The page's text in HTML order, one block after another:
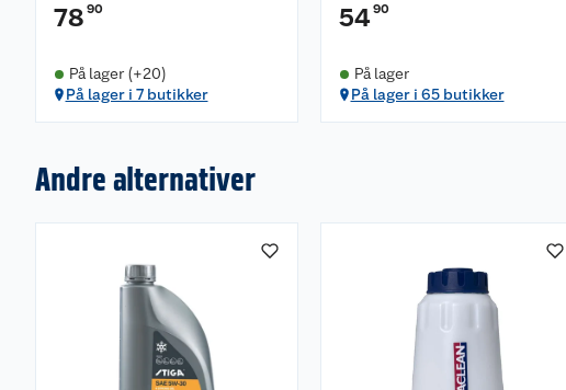
78 90
På lager (+20)
På lager i 7 butikker
5490
På lager
På lager i 65 butikker
Andre alternativer